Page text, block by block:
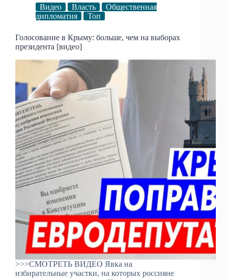
Видео Власть
Общественная
дипломатия
Топ
Голосование в Крыму: больше, чем на выборах
президента [видео]
>>>СМОТРЕТЬ ВИДЕО Явка на
избирательные участки, на которых россияне